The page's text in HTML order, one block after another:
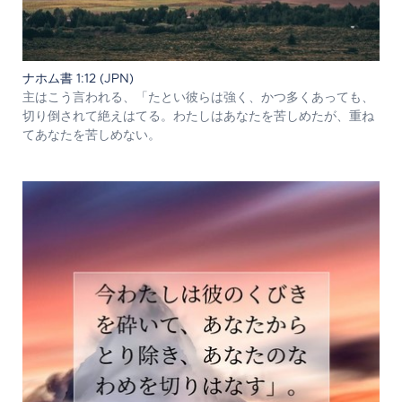
ナホム書 1:12 (JPN)
主はこう言われる、「たとい彼らは強く、かつ多くあっても、
切り倒されて絶えはてる。わたしはあなたを苦しめたが、重ね
てあなたを苦しめない。